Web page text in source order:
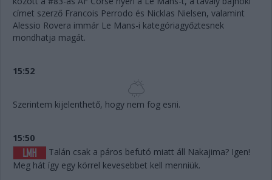
címet szerző Francois Perrodo és Nicklas Nielsen, valamint
Alessio Rovera immár Le Mans-i kategóriagyőztesnek
mondhatja magát.
15:52
Szerintem kijelenthető, hogy nem fog esni.
15:50
Talán csak a páros befutó miatt áll Nakajima? Igen!
Meg hát így egy körrel kevesebbet kell menniük.